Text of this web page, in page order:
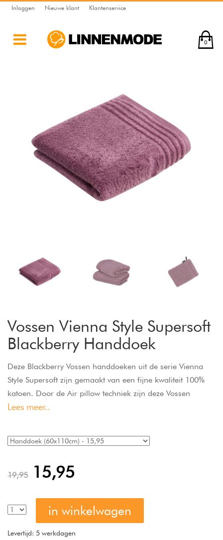
Inloggen Nieuwe klant Klantenservice
0
Vossen Vienna Style Supersoft
Blackberry Handdoek
Deze Blackberry Vossen handdoeken uit de serie Vienna
Style Supersoft zijn gemaakt van een fijne kwaliteit 100%
katoen. Door de Air pillow techniek zijn deze Vossen
handdoeken extra vol en lekker zacht. Het klassieke design
handdoeken. De hoge kwaliteit en absorptievermogen
geven een bijzonder aangenaam en luchtig gevoel aan de
Lees meer..
19,95 15,95
in winkelwagen
Levertijd: 5 werkdagen